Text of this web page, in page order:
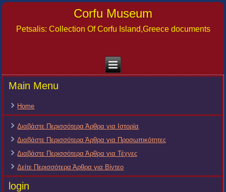
Corfu Museum
Petsalis: Collection Of Corfu Island,Greece documents
Main Menu
Home
Διαβάστε Περισσότερα Άρθρα για Ιστορία
Διαβάστε Περισσότερα Άρθρα για Προσωπικότητες
Διαβάστε Περισσότερα Άρθρα για Τέχνες
Δείτε Περισσότερα Άρθρα για Βίντεο
login